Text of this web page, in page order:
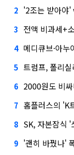
2 '2조는 받아야
3 전액 비과세+
4 메디큐브·아
5 트럼프, 폴리실
6 2000원도 비싸
7 홈플러스의 'K
8 SK, 자본잠식
9 '괜히 바꿨나' 폭